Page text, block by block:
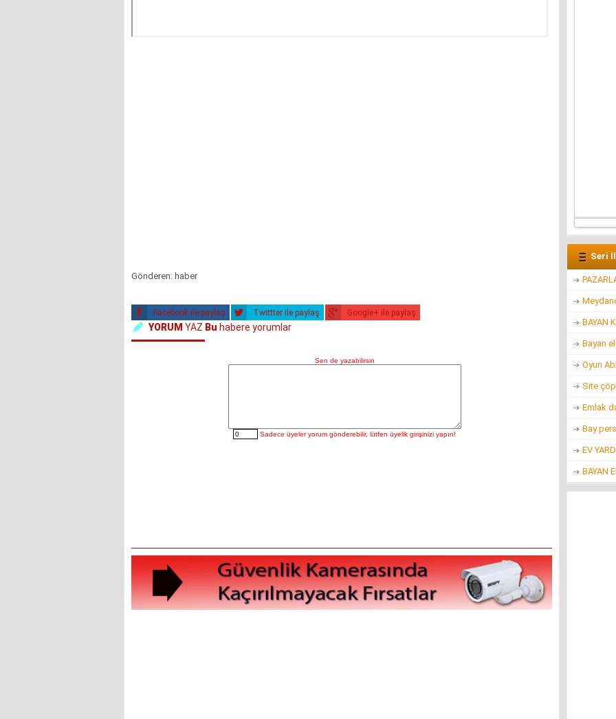
Gönderen: haber
Facebook ile paylaş Twittter ile paylaş Google+ ile paylaş
YORUM YAZ Bu habere yorumlar
Seri
BAYAN
Bayan
Oyun
Site
Emlak
Bay
EV
BAYAN